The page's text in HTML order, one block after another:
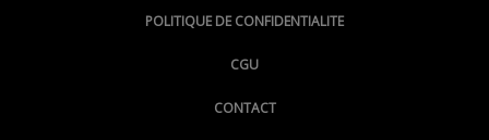
@LePoingMontpellier
POLITIQUE DE CONFIDENTIALITE
CGU
CONTACT